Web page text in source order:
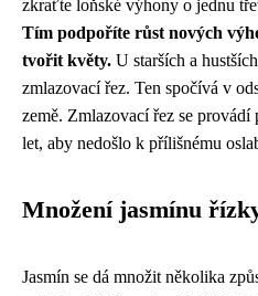
zkraťte loňské výhony o jednu
Tím podpoříte růst nových
tvořit květy. U starších a
zmlazovací řez. Ten spočívá v
země. Zmlazovací řez se provádí
let, aby nedošlo k přílišnému
Množení jasmínu
Jasmín se dá množit několika